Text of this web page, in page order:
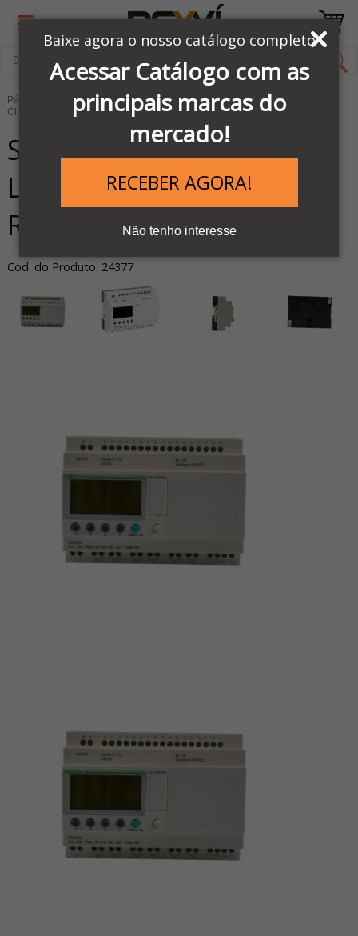
Baixe agora o nosso catálogo completo
Acessar Catálogo com as
principais marcas do
mercado!
RECEBER AGORA!
Não tenho interesse
Página Inicial
LINHA AUTOMAÇÃO SCHNEIDER
Clps & Controladores
Clps Zélio
SR3B261BD - MODULO
LOGICO DISPLAY E
RELOGIO 26ES 24V
Cod. do Produto: 24377